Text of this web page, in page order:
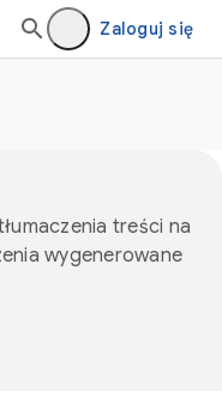
Zaloguj się
treści na
wygenerowane